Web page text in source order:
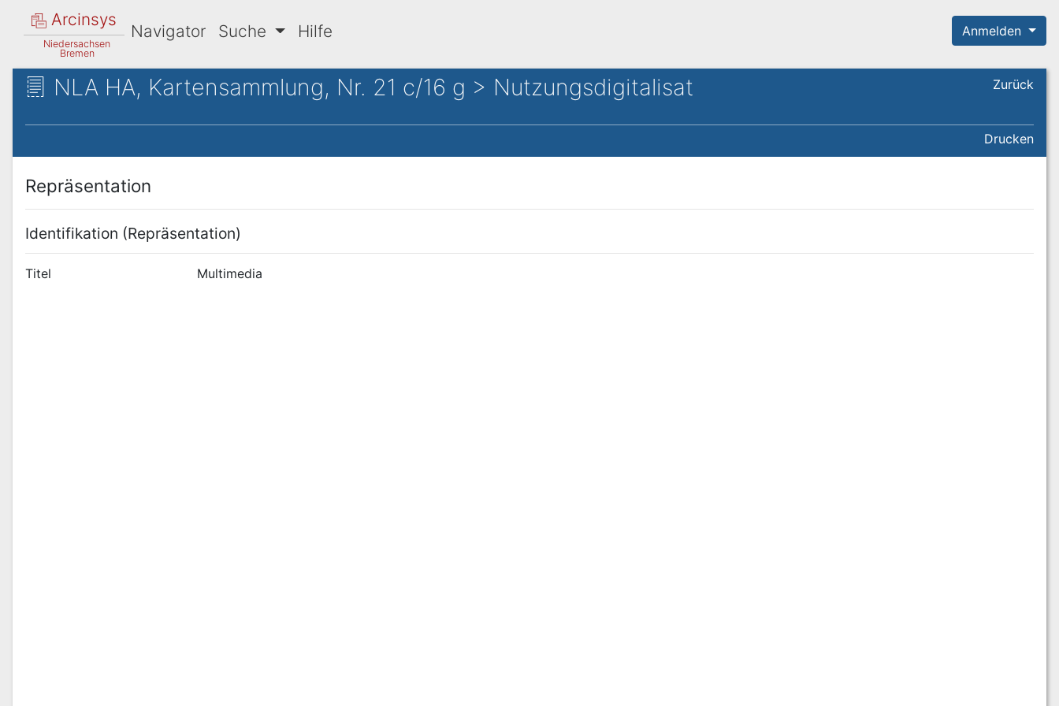
Arcinsys
Niedersachsen
Bremen
Navigator Suche Hilfe Anmelden
NLA HA, Kartensammlung, Nr. 21 c/16 g > Nutzungsdigitalisat Zurück
Drucken
Repräsentation
Identifikation (Repräsentation)
Titel Multimedia